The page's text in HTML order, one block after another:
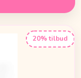
20% tilbud